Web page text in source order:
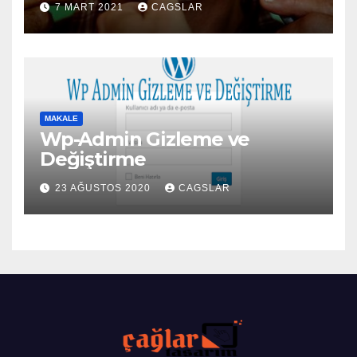
7 MART 2021 CAGSLAR
MAKALE
Wp-Admin Gizleme ve
Değiştirme
23 AĞUSTOS 2020 CAGSLAR